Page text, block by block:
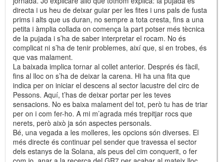
directa i us heu de deixar guiar per les fites i uns pals de fusta
prims i alts que us duran, no sempre a tota cresta, fins a una
petita i àmplia collada on comença la part potser més tècnica
de la pujada i s’ha de saber interpretar el rocam. No és
complicat ni s’ha de tenir problemes, així que, si en trobes, és
que vas malament.
La baixada implica tornar al collet anterior. Després és fàcil,
fins al lloc on s’ha de deixar la carena. Hi ha una fita que
indica per on iniciar el descens al sector lacustre del circ de
Pessons. Aquí, t’has de deixar portar per les teves
sensacions. No es baixa malament del tot, però tu has de triar
per on i com fer-ho. A mi m’agrada més trepitjar rocs que
nerets, però això ja són aspectes personals.
Bé, una vegada a les molleres, les opcions són diverses. El
més directe és continuar pel sender que travessa el sector
dels estanys de la Solana, als peus del cim conquerit, o fer